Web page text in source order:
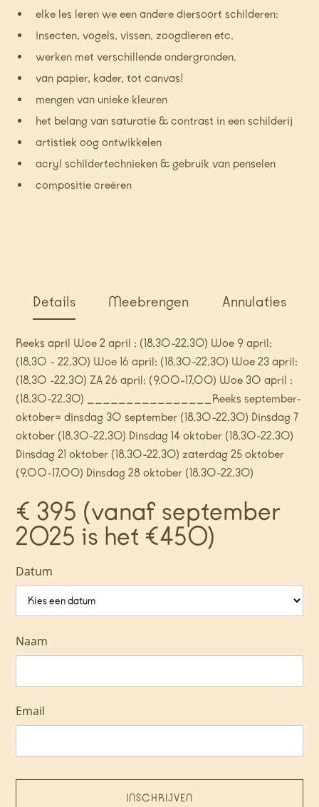
elke les leren we een andere diersoort schilderen:
insecten, vogels, vissen, zoogdieren etc.
werken met verschillende ondergronden.
van papier, kader, tot canvas!
mengen van unieke kleuren
het belang van saturatie & contrast in een schilderij
artistiek oog ontwikkelen
acryl schildertechnieken & gebruik van penselen
compositie creëren
Details Meebrengen Annulaties
Reeks april Woe 2 april : (18.30-22.30) Woe 9 april:
(18.30 - 22.30) Woe 16 april: (18.30-22.30) Woe 23 april:
(18.30 -22.30) ZA 26 april: (9.00-17.00) Woe 30 april :
(18.30-22.30) ________________Reeks september-
oktober= dinsdag 30 september (18.30-22.30) Dinsdag 7
oktober (18.30-22.30) Dinsdag 14 oktober (18.30-22.30)
Dinsdag 21 oktober (18.30-22.30) zaterdag 25 oktober
(9.00-17.00) Dinsdag 28 oktober (18.30-22.30)
€ 395 (vanaf september
2025 is het €450)
Datum
Naam
Email